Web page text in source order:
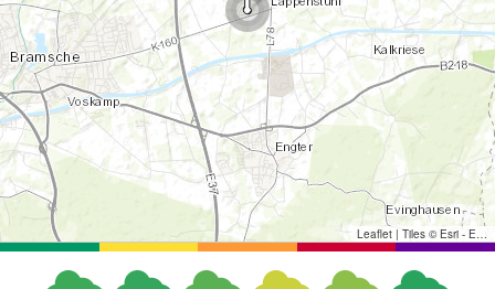
Leaflet | Tiles © Esri - Esri, DeLorme, NAVTEQ, TomTom, Intermap, iPC, USGS, FAO, NPS, NRCAN, GeoBase, Kadaster NL, Ordnance Survey, Esri Japan, METI, Esri China (Hong Kong), and the GIS User Community